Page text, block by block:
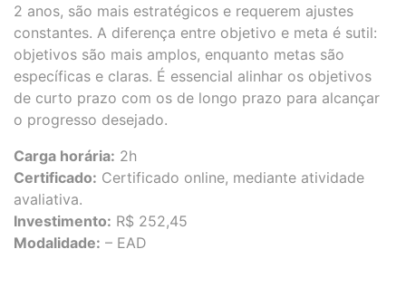
2 anos, são mais estratégicos e requerem ajustes
constantes. A diferença entre objetivo e meta é sutil:
objetivos são mais amplos, enquanto metas são
específicas e claras. É essencial alinhar os objetivos
de curto prazo com os de longo prazo para alcançar
o progresso desejado.
Carga horária: 2h
Certificado: Certificado online, mediante atividade
avaliativa.
Investimento: R$ 252,45
Modalidade: – EAD